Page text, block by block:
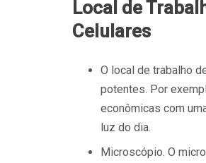
Local de
Celulares
O local de trabalho
potentes. Por
econômicas com
luz do dia.
Microscópio. O